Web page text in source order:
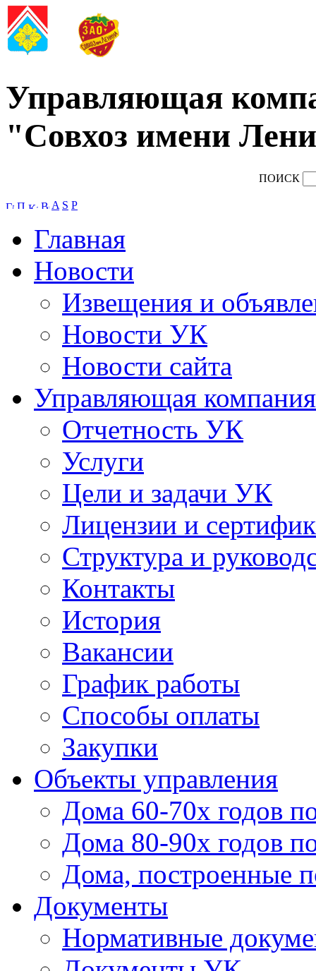
Управляющая
"Совхоз имени
ПОИСК
A S P
Главная
Новости
Извещения и
Новости УК
Новости сайта
Управляющая компания
Отчетность УК
Услуги
Цели и задачи УК
Лицензии и
Структура и
Контакты
История
Вакансии
График работы
Способы оплаты
Закупки
Объекты управления
Дома 60-70х годов
Дома 80-90х годов
Дома, построенные
Документы
Нормативные